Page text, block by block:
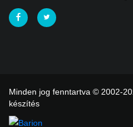
Minden jog fenntartva © 2002-
készítés